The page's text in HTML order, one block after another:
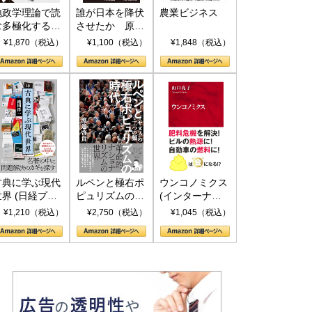
政学理論で読
多極化する世
トランプと
¥1,870（税込）
誰が日本を降伏
させたか 原爆
投下、ソ連参
(PHP新書)
¥1,100（税込）
農業ビジネス
¥1,848（税込）
典に学ぶ現代
界 (日経プレ
アシリーズ)
¥1,210（税込）
ルペンと極右ポ
ピュリズムの時
代：〈ヤヌス〉
¥2,750（税込）
ウンコノミクス
(インターナシ
ョナル新書)
¥1,045（税込）